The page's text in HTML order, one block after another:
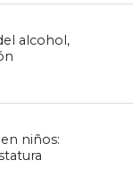
alcohol,
niños: